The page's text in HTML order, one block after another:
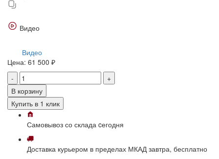
Видео
Видео
Цена: 61 500 ₽
-
+
В корзину
Купить в 1 клик
Самовывоз со склада cегодня
Доставка курьером в пределах МКАД завтра, бесплатно